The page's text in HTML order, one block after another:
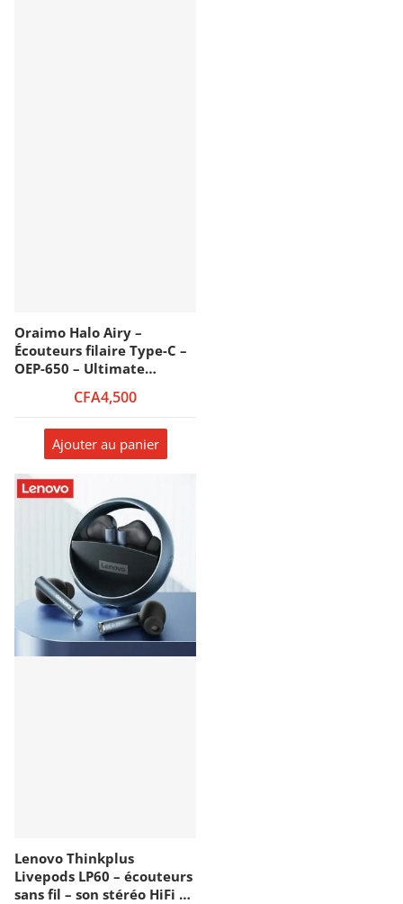
Oraimo Halo Airy –
Écouteurs filaire Type-C –
OEP-650 – Ultimate
CFA4,500
Ajouter au panier
Lenovo Thinkplus
Livepods LP60 – écouteurs
sans fil – son stéréo HiFi –